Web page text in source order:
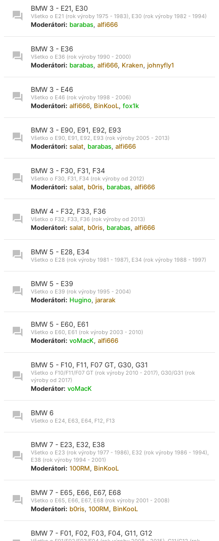
BMW 3 - E21, E30
Všetko o E21 (rok výroby 1975 - 1983), E30 (rok výroby 1982 - 1994)
Moderátori: barabas, alfi666
BMW 3 - E36
Všetko o E36 (rok výroby 1990 - 2000)
Moderátori: barabas, alfi666, Kraken, johnyfly1
BMW 3 - E46
Všetko o E46 (rok výroby 1998 - 2006)
Moderátori: alfi666, BinKooL, fox1k
BMW 3 - E90, E91, E92, E93
Všetko o E90, E91, E92, E93 (rok výroby 2005 - 2013)
Moderátori: salat, barabas, alfi666
BMW 3 - F30, F31, F34
Všetko o F30, F31, F34 (rok výroby od 2012)
Moderátori: salat, b0ris, barabas, alfi666
BMW 4 - F32, F33, F36
Všetko o F32, F33, F36 (rok výroby od 2013)
Moderátori: salat, b0ris, barabas, alfi666
BMW 5 - E28, E34
Všetko o E28 (rok výroby 1981 - 1987), E34 (rok výroby 1988 - 1997)
BMW 5 - E39
Všetko o E39 (rok výroby 1995 - 2004)
Moderátori: Hugino, jararak
BMW 5 - E60, E61
Všetko o E60, E61 (rok výroby 2003 - 2010)
Moderátori: voMacK, alfi666
BMW 5 - F10, F11, F07 GT, G30, G31
Všetko o F10/F11/F07 GT (rok výroby 2010 - 2017), G30/G31 (rok
výroby od 2017)
Moderátor: voMacK
BMW 6
Všetko o E24, E63, E64, F12, F13
BMW 7 - E23, E32, E38
Všetko o E23 (rok výroby 1977 - 1986), E32 (rok výroby 1986 - 1994),
E38 (rok výroby 1994 - 2001)
Moderátori: 100RM, BinKooL
BMW 7 - E65, E66, E67, E68
Všetko o E65, E66, E67, E68 (rok výroby 2001 - 2008)
Moderátori: b0ris, 100RM, BinKooL
BMW 7 - F01, F02, F03, F04, G11, G12